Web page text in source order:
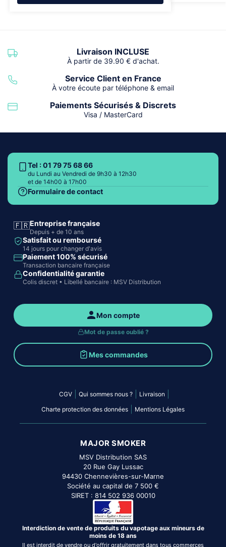
Livraison INCLUSE
À partir de 39.90 € d'achat.
Service Client en France
À votre écoute par téléphone & email
Paiements Sécurisés & Discrets
Visa / MasterCard
Tel : 01 79 75 68 66
du Lundi au Vendredi de 9h30 à 12h30
et de 14h00 à 17h00
Formulaire de contact
🇫🇷Entreprise française
Depuis + de 10 ans
Satisfait ou remboursé
14 jours pour changer d'avis
Paiement 100% sécurisé
Transaction bancaire française
Confidentialité garantie
Colis discret • Libellé bancaire : MSV Distribution
Mon compte
Mot de passe oublié ?
Mes commandes
CGV Qui sommes nous ? Livraison
Charte protection des données Mentions Légales
MAJOR SMOKER
MSV Distribution SAS
20 Rue Gay Lussac
94430 Chennevières-sur-Marne
Société au capital de 7 500 €
SIRET : 814 502 936 00010
Interdiction de vente de produits du vapotage aux mineurs de
moins de 18 ans
Il est interdit de vendre ou d'offrir gratuitement dans tous commerces